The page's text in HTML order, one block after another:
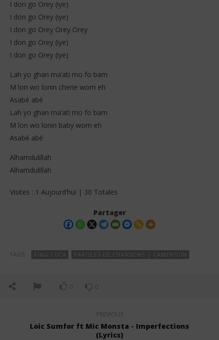
I don go Orey (iye)
I don go Orey (iye)
I don go Orey Orey Orey
I don go Orey (iye)
I don go Orey (iye)
Lah yo ghan ma’ati mo fo bam
M lon wo lonin cherie wom eh
Asabé abé
Lah yo ghan ma’ati mo fo bam
M lon wo lonin baby wom eh
Asabé abé
Alhamdulillah
Alhamdulillah
Visites : 1 Aujourd’hui | 30 Totales
Partager
TAGS: KING LUCA PAROLES DE CHANSONS | CAMEROUN
0 0
PREVIOUS
Loic Sumfor ft Mic Monsta - Imperfections
(Lyrics)